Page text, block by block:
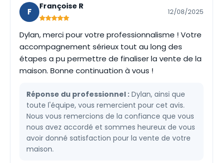
F
Françoise R
12/08/2025
Dylan, merci pour votre professionnalisme ! Votre
accompagnement sérieux tout au long des
étapes a pu permettre de finaliser la vente de la
maison. Bonne continuation à vous !
Réponse du professionnel : Dylan, ainsi que
toute l'équipe, vous remercient pour cet avis.
Nous vous remercions de la confiance que vous
nous avez accordé et sommes heureux de vous
avoir donné satisfaction pour la vente de votre
maison.